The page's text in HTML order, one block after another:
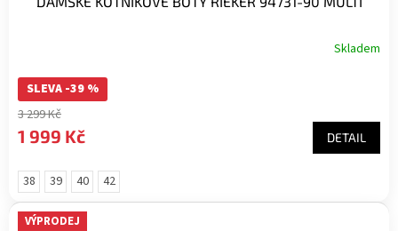
Skladem
SLEVA -39 %
3 299 Kč
1 999 Kč DETAIL
38 39 40 42
VÝPRODEJ